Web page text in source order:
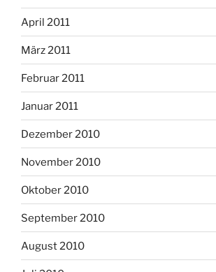
April 2011
März 2011
Februar 2011
Januar 2011
Dezember 2010
November 2010
Oktober 2010
September 2010
August 2010